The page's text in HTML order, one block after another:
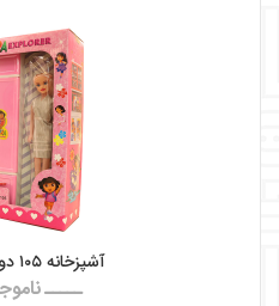
آشپزخانه ۱۰۵ دورا با عروسک
ـــــ